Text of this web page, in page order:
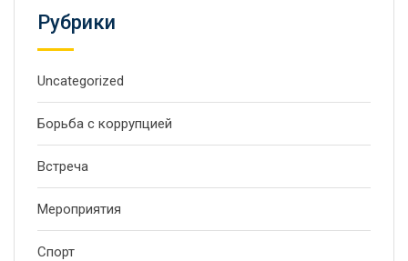
Рубрики
Uncategorized
Борьба с коррупцией
Встреча
Мероприятия
Спорт